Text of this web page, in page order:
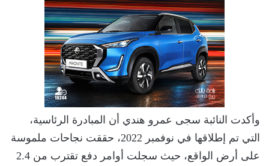
وأكدت النائبة سجى عمرو هندي أن المبادرة الرئاسية،
التي تم إطلاقها في نوفمبر 2022، حققت نجاحات ملموسة
على أرض الواقع، حيث سجلت أوامر دفع تقترب من 2.4